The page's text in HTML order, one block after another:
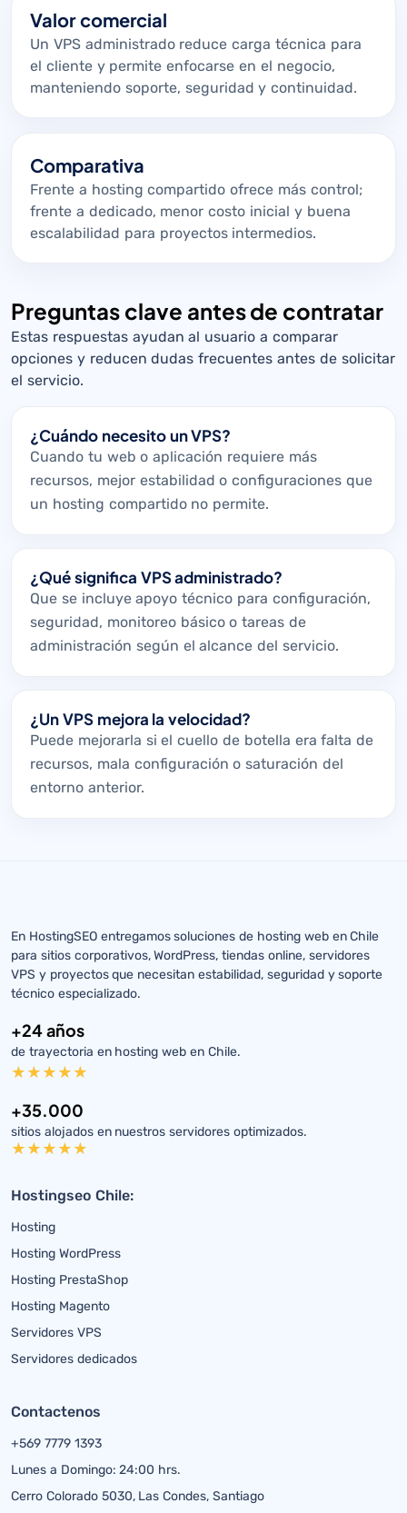
Valor comercial
Un VPS administrado reduce carga técnica para
el cliente y permite enfocarse en el negocio,
manteniendo soporte, seguridad y continuidad.
Comparativa
Frente a hosting compartido ofrece más control;
frente a dedicado, menor costo inicial y buena
escalabilidad para proyectos intermedios.
Preguntas clave antes de contratar
Estas respuestas ayudan al usuario a comparar
opciones y reducen dudas frecuentes antes de solicitar
el servicio.
¿Cuándo necesito un VPS?
Cuando tu web o aplicación requiere más
recursos, mejor estabilidad o configuraciones que
un hosting compartido no permite.
¿Qué significa VPS administrado?
Que se incluye apoyo técnico para configuración,
seguridad, monitoreo básico o tareas de
administración según el alcance del servicio.
¿Un VPS mejora la velocidad?
Puede mejorarla si el cuello de botella era falta de
recursos, mala configuración o saturación del
entorno anterior.
En HostingSEO entregamos soluciones de hosting web en Chile
para sitios corporativos, WordPress, tiendas online, servidores
VPS y proyectos que necesitan estabilidad, seguridad y soporte
técnico especializado.
+24 años
de trayectoria en hosting web en Chile.
+35.000
sitios alojados en nuestros servidores optimizados.
Hostingseo Chile:
Hosting
Hosting WordPress
Hosting PrestaShop
Hosting Magento
Servidores VPS
Servidores dedicados
Contactenos
+569 7779 1393
Lunes a Domingo: 24:00 hrs.
Cerro Colorado 5030, Las Condes, Santiago